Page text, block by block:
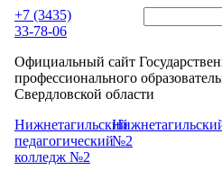
Перейти к основному содержанию
+7 (3435)
33-78-06
Официальный сайт
профессионального
Свердловской области
Нижнетагильский
педагогический
колледж №2
№2